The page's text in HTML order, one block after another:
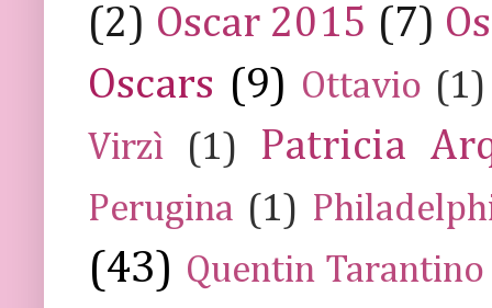
(2) Oscar 2015 (7)
Oscars (9) Ottavio (1)
Virzì
(1) Patricia
Perugina (1)
(43) Quentin Tarantino